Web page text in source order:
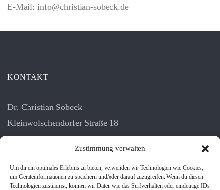
Zustimmung verwalten
Um dir ein optimales Erlebnis zu bieten, verwenden wir Technologien wie Cookies,
um Geräteinformationen zu speichern und/oder darauf zuzugreifen. Wenn du diesen
Technologien zustimmst, können wir Daten wie das Surfverhalten oder eindeutige IDs
E-Mail: info@christian-sobeck.de
KONTAKT
Dr. Christian Sobeck
Kleinwolschendorfer Straße 18
07937 Zeulenroda-Triebes